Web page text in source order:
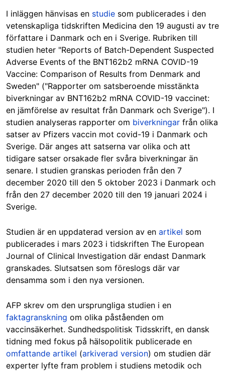
I inläggen hänvisas en studie som publicerades i den
vetenskapliga tidskriften Medicina den 19 augusti av tre
författare i Danmark och en i Sverige. Rubriken till
studien heter "Reports of Batch-Dependent Suspected
Adverse Events of the BNT162b2 mRNA COVID-19
Vaccine: Comparison of Results from Denmark and
Sweden" ("Rapporter om satsberoende misstänkta
biverkningar av BNT162b2 mRNA COVID-19 vaccinet:
en jämförelse av resultat från Danmark och Sverige"). I
studien analyseras rapporter om biverkningar från olika
satser av Pfizers vaccin mot covid-19 i Danmark och
Sverige. Där anges att satserna var olika och att
tidigare satser orsakade fler svåra biverkningar än
senare. I studien granskas perioden från den 7
december 2020 till den 5 oktober 2023 i Danmark och
från den 27 december 2020 till den 19 januari 2024 i
Sverige.
Studien är en uppdaterad version av en artikel som
publicerades i mars 2023 i tidskriften The European
Journal of Clinical Investigation där endast Danmark
granskades. Slutsatsen som föreslogs där var
densamma som i den nya versionen.
AFP skrev om den ursprungliga studien i en
faktagranskning om olika påståenden om
vaccinsäkerhet. Sundhedspolitisk Tidsskrift, en dansk
tidning med fokus på hälsopolitik publicerade en
omfattande artikel (arkiverad version) om studien där
experter lyfte fram problem i studiens metodik och